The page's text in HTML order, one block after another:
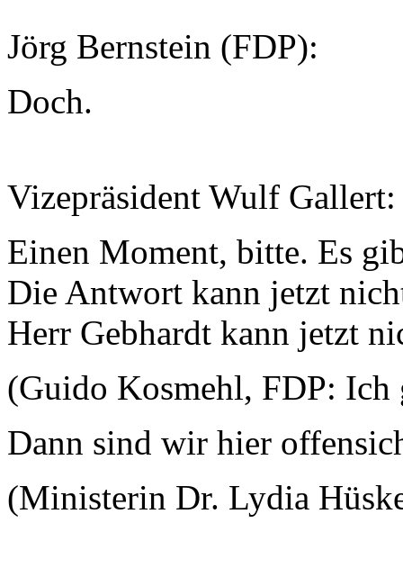
Jörg Bernstein (FDP):
Doch.
Vizepräsident Wulf
Einen Moment, bitte. Es
Die Antwort kann jetzt
Herr Gebhardt kann jetzt
(Guido Kosmehl, FDP: Ich
Dann sind wir hier
(Ministerin Dr. Lydia